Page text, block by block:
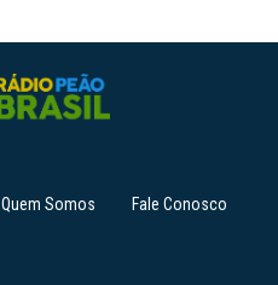
Quem Somos Fale Conosco